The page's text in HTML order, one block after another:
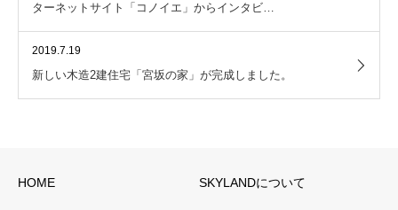
ターネットサイト「コノイエ」からインタビ…
2019.7.19
新しい木造2建住宅「宮坂の家」が完成しました。
HOME SKYLANDについて